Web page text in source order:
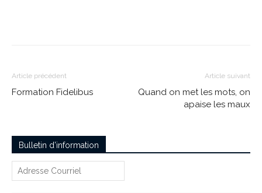
Article précédent
Formation Fidelibus
Article suivant
Quand on met les mots, on
apaise les maux
Bulletin d’information